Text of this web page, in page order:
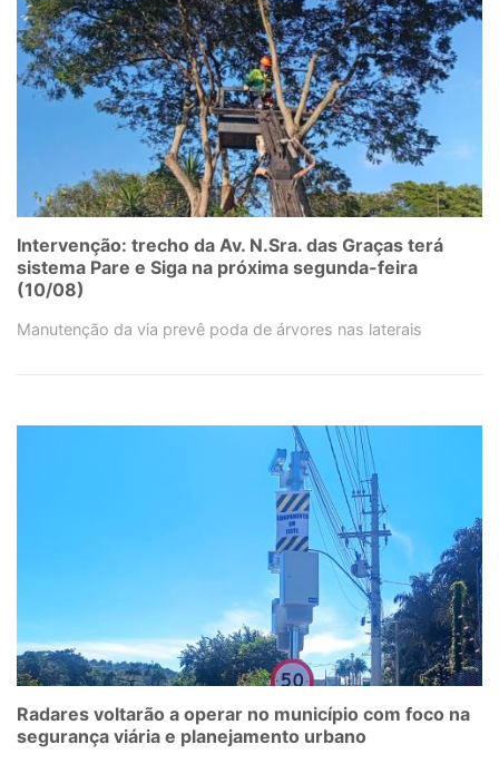
Intervenção: trecho da Av. N.Sra. das Graças terá
sistema Pare e Siga na próxima segunda-feira
(10/08)
Manutenção da via prevê poda de árvores nas laterais
Radares voltarão a operar no município com foco na
segurança viária e planejamento urbano